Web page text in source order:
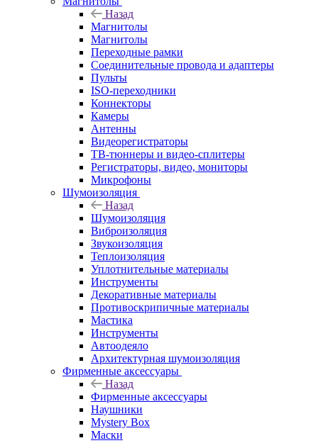
Назад
Магнитолы
Магнитолы
Переходные рамки
Соединительные провода и адаптеры
Пульты
ISO-переходники
Коннекторы
Камеры
Антенны
Видеорегистраторы
ТВ-тюннеры и видео-сплитеры
Регистраторы, видео, мониторы
Микрофоны
Шумоизоляция
Назад
Шумоизоляция
Виброизоляция
Звукоизоляция
Теплоизоляция
Уплотнительные материалы
Инструменты
Декоративные материалы
Противоскрипичные материалы
Мастика
Инструменты
Автоодеяло
Архитектурная шумоизоляция
Фирменные аксессуары
Назад
Фирменные аксессуары
Наушники
Mystery Box
Маски